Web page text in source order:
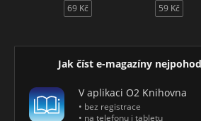
69 Kč 59 Kč
Jak číst e-magazíny
V aplikaci O2 Knihovna
• bez registrace
• na telefonu i tabletu